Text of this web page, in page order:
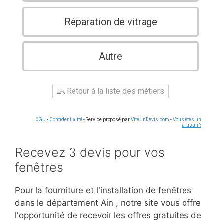
Réparation de vitrage
Autre
Retour à la liste des métiers
CGU - Confidentialité- Service proposé parViteUnDevis.com -Vous êtes un
artisan ?
Recevez 3 devis pour vos
fenêtres
Pour la fourniture et l'installation de fenêtres
dans le département Ain , notre site vous offre
l'opportunité de recevoir les offres gratuites de